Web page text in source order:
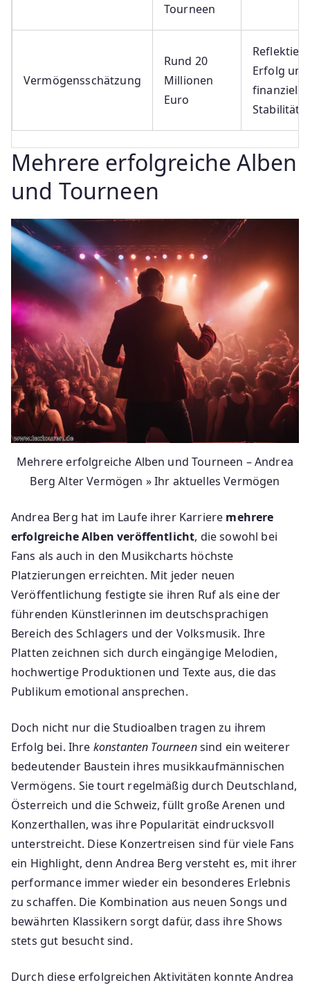
Tourneen
Vermögensschätzung
Rund 20
Millionen
Euro
Erfolg
finanzielle
Stabilität
Mehrere erfolgreiche Alben
und Tourneen
Mehrere erfolgreiche Alben und Tourneen – Andrea
Berg Alter Vermögen » Ihr aktuelles Vermögen
Andrea Berg hat im Laufe ihrer Karriere mehrere
erfolgreiche Alben veröffentlicht, die sowohl bei
Fans als auch in den Musikcharts höchste
Platzierungen erreichten. Mit jeder neuen
Veröffentlichung festigte sie ihren Ruf als eine der
führenden Künstlerinnen im deutschsprachigen
Bereich des Schlagers und der Volksmusik. Ihre
Platten zeichnen sich durch eingängige Melodien,
hochwertige Produktionen und Texte aus, die das
Publikum emotional ansprechen.
Doch nicht nur die Studioalben tragen zu ihrem
Erfolg bei. Ihre konstanten Tourneensind ein weiterer
bedeutender Baustein ihres musikkaufmännischen
Vermögens. Sie tourt regelmäßig durch Deutschland,
Österreich und die Schweiz, füllt große Arenen und
Konzerthallen, was ihre Popularität eindrucksvoll
unterstreicht. Diese Konzertreisen sind für viele Fans
ein Highlight, denn Andrea Berg versteht es, mit ihrer
performance immer wieder ein besonderes Erlebnis
zu schaffen. Die Kombination aus neuen Songs und
bewährten Klassikern sorgt dafür, dass ihre Shows
stets gut besucht sind.
Durch diese erfolgreichen Aktivitäten konnte Andrea